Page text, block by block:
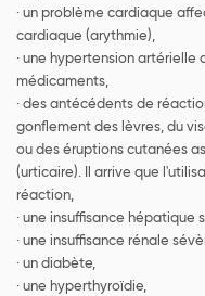
· un problème cardiaque
cardiaque (arythmie),
· une hypertension artérielle
médicaments,
· des antécédents de
gonflement des lèvres, du
ou des éruptions cutanées
(urticaire). Il arrive que
réaction,
· une insuffisance hépatique
· une insuffisance rénale
· un diabète,
· une hyperthyroïdie,